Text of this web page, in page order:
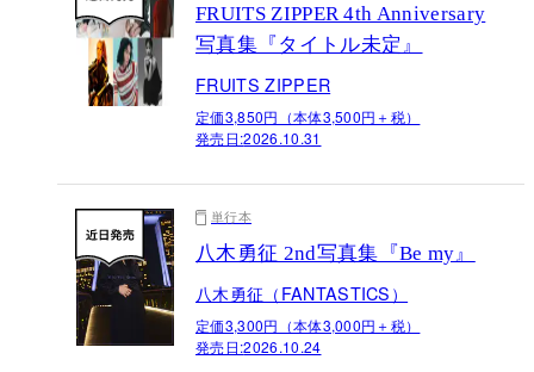
FRUITS ZIPPER 4th Anniversary
写真集『タイトル未定』
FRUITS ZIPPER
定価3,850円（本体3,500円＋税）
発売日:2026.10.31
単行本
八木勇征 2nd写真集『Be my』
八木勇征（FANTASTICS）
定価3,300円（本体3,000円＋税）
発売日:2026.10.24